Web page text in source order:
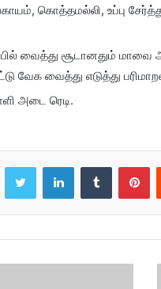
கொத்தமல்லி, உப்பு
வைத்து சூடானதும் மாவை
வேக வைத்து எடுத்து
அடை ரெடி.
Twitter LinkedInTumblr